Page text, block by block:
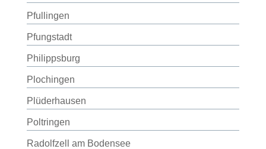
Pfullingen
Pfungstadt
Philippsburg
Plochingen
Plüderhausen
Poltringen
Radolfzell am Bodensee